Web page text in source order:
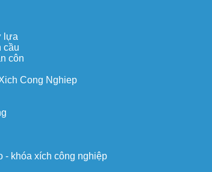
lựa
cầu
côn
Cong Nghiep
- khóa xích công nghiệp